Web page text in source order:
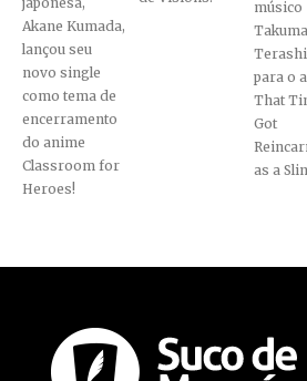
Akane Kumada,
lançou seu
novo single
como tema de
encerramento
do anime
Classroom for
Heroes!
músico
Takuma
para o
That
Got
as a